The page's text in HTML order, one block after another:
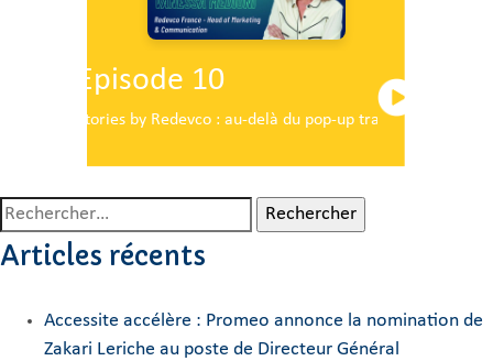
Episode 10
Stories by Redevco : au-delà du pop-up traditionnel
Rechercher :
Articles récents
Accessite accélère : Promeo annonce la nomination de
Zakari Leriche au poste de Directeur Général